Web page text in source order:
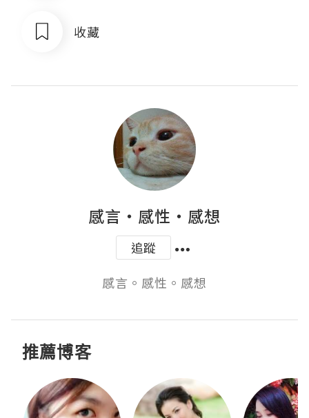
收藏
感言‧感性‧感想
追蹤
感言。感性。感想
推薦博客